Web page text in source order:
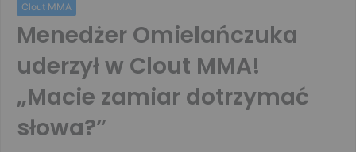
Clout MMA
Menedżer Omielańczuka
uderzył w Clout MMA!
„Macie zamiar dotrzymać
słowa?”